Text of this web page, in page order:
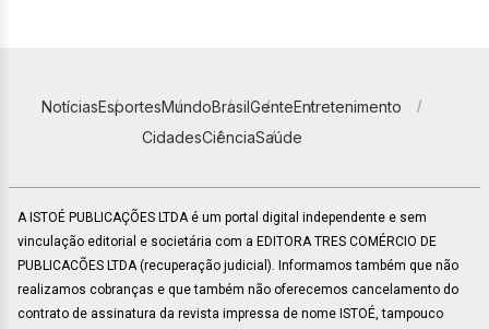
NotíciasEsportesMundoBrasilGenteEntretenimento
CidadesCiênciaSaúde
A ISTOÉ PUBLICAÇÕES LTDA é um portal digital independente e sem
vinculação editorial e societária com a EDITORA TRES COMÉRCIO DE
PUBLICACÕES LTDA (recuperação judicial). Informamos também que não
realizamos cobranças e que também não oferecemos cancelamento do
contrato de assinatura da revista impressa de nome ISTOÉ, tampouco